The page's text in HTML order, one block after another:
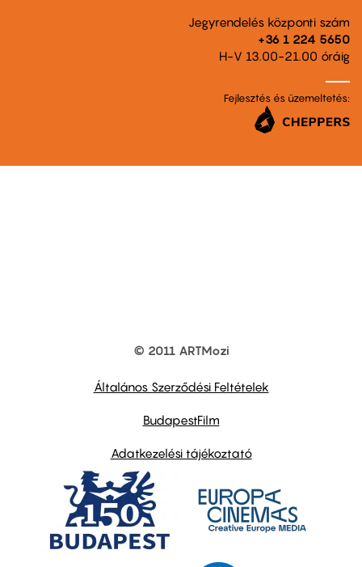
Jegyrendelés központi szám
+36 1 224 5650
H-V 13.00-21.00 óráig
Fejlesztés és üzemeltetés:
© 2011 ARTMozi
Általános Szerződési Feltételek
BudapestFilm
Adatkezelési tájékoztató